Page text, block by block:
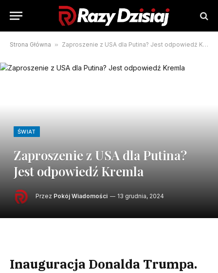
Strona Główna » Zaproszenie z USA dla Putina? Jest odpowiedź Kremla
ŚWIAT
Zaproszenie z USA dla Putina?
Jest odpowiedź Kremla
Przez Pokój Wiadomości 13 grudnia, 2024
Inauguracja Donalda Trumpa.